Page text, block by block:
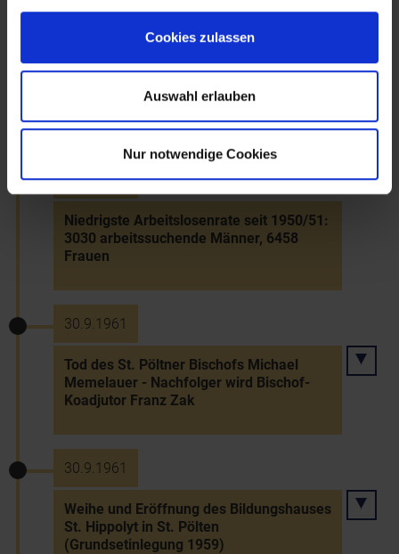
Cookies zulassen
Auswahl erlauben
Nur notwendige Cookies
Eröffnung des restaurierten Haydn-
Geburtshauses in Rohrau als Haydn-
30.5.1960
Niedrigste Arbeitslosenrate seit 1950/51:
3030 arbeitssuchende Männer, 6458
Frauen
30.9.1961
Tod des St. Pöltner Bischofs Michael
Memelauer - Nachfolger wird Bischof-
Koadjutor Franz Zak
30.9.1961
Weihe und Eröffnung des Bildungshauses
St. Hippolyt in St. Pölten
(Grundsetinlegung 1959)